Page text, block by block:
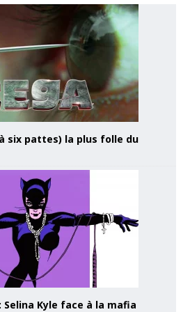
six pattes) la plus folle du
Selina Kyle face à la mafia